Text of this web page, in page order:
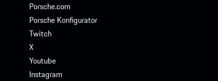
Porsche.com
Porsche Konfigurator
Twitch
X
Youtube
Instagram